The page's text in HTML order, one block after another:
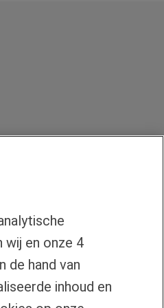
en onze 4
de hand van
inhoud en